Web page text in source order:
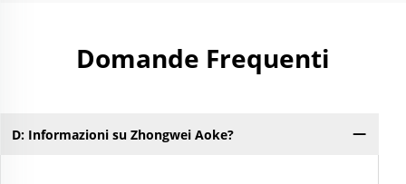
Domande Frequenti
D: Informazioni su Zhongwei Aoke?